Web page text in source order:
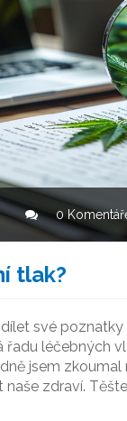
0
tlak?
své
řadu léčebných
jsem
zdraví.